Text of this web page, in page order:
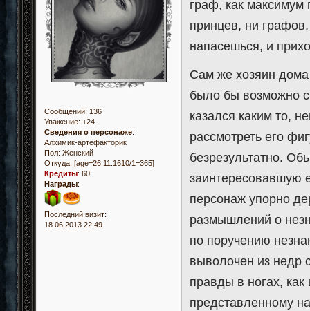
Сообщений: 136
Уважение: +24
Сведения о персонаже:
Алхимик-артефакторик
Пол: Женский
Откуда: [age=26.11.1610/1=365]
Кредиты: 60
Награды:
Последний визит:
18.06.2013 22:49
граф, как максимум
принцев, ни
напасешься, и
Сам же хозяин
было бы возможно с
казался каким то,
рассмотреть его
безрезультатно.
заинтересовавшую
персонаж упорно
размышлений о
по поручению
выволочен из недр
правды в ногах,
представленному